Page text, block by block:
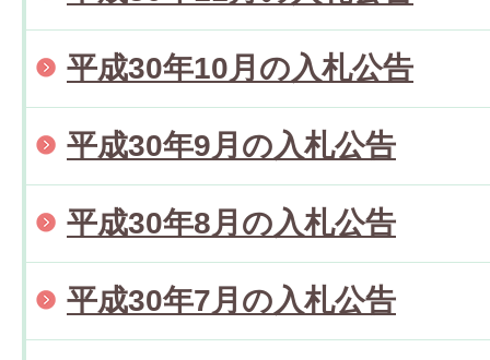
平成30年10月の入札公告
平成30年9月の入札公告
平成30年8月の入札公告
平成30年7月の入札公告